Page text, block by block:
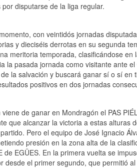
por disputarse de la liga regular.
con veintidós jornadas
y dieciséis derrotas en su segunda
meritoria temporada, clasificándose
la pasada jornada como visitante ante
la salvación y buscará ganar sí o sí
positivos en dos jornadas
viene de ganar en Mondragón el PAS
que alcanzar la victoria a estas alturas
Pero el equipo de José Ignacio
presión en la zona alta de la
de EGÜES. En la primera vuelta se
desde el primer segundo, que permitió